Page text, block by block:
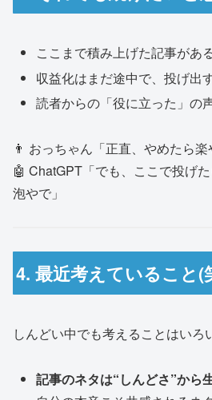
ここまで積み上げた記事があ
収益化はまだ途中で、投げ出
読者からの「役に立った」の
👨 おっちゃん「正直、やめたら楽
🤖 ChatGPT「でも、ここで投げ
泡やで」
4. 最近考えていること(
しんどい中でも考えることはいろ
記事のネタは“しんどさ”から